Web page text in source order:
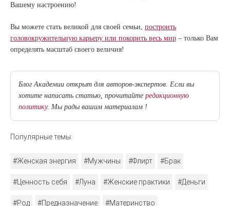
Вашему настроению!
Вы можете стать великой для своей семьи, построить
головокружительную карьеру или покорить весь мир – только Вам
определять масштаб своего величия!
Блог Академии открыт для авторов-экспертов. Если вы
хотите написать статью, прочитайте редакционную
политику. Мы рады вашим материалам !
Популярные темы:
#Женская энергия #Мужчины #Флирт #Брак
#Ценность себя #Луна #Женские практики #Деньги
#Род #Предназначение #Материнство